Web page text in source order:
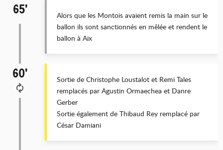
65’
Alors que les Montois avaient remis la main sur le
ballon ils sont sanctionnés en mêlée et rendent le
ballon à Aix
60’
Sortie de Christophe Loustalot et Remi Tales
remplacés par Agustin Ormaechea et Danre
Gerber
Sortie également de Thibaud Rey remplacé par
César Damiani